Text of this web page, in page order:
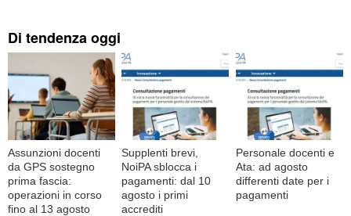
Di tendenza oggi
Assunzioni docenti
da GPS sostegno
prima fascia:
operazioni in corso
fino al 13 agosto
Supplenti brevi,
NoiPA sblocca i
pagamenti: dal 10
agosto i primi
accrediti
Personale docenti e
Ata: ad agosto
differenti date per i
pagamenti